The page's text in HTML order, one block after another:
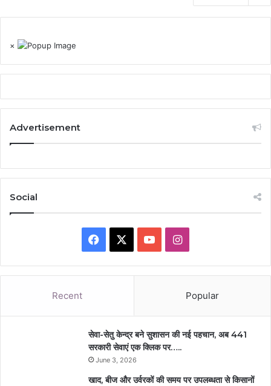
×
Advertisement
Social
Facebook YouTubeInstagram
Recent Popular
सेवा-सेतु केन्द्र बने सुशासन की नई पहचान, अब 441
सरकारी सेवाएं एक क्लिक पर…..
June 3, 2026
खाद, बीज और उर्वरकों की समय पर उपलब्धता से किसानों